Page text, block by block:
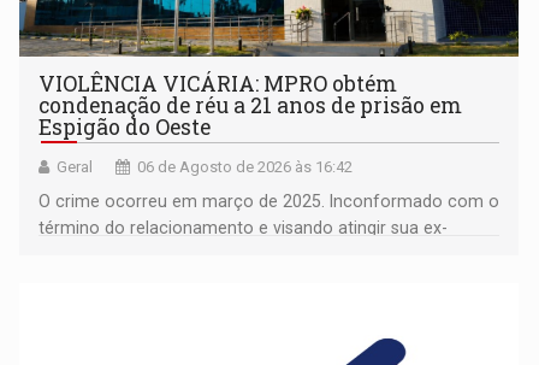
VIOLÊNCIA VICÁRIA: MPRO obtém
condenação de réu a 21 anos de prisão em
Espigão do Oeste
Geral 06 de Agosto de 2026 às 16:42
O crime ocorreu em março de 2025. Inconformado com o
término do relacionamento e visando atingir sua ex-